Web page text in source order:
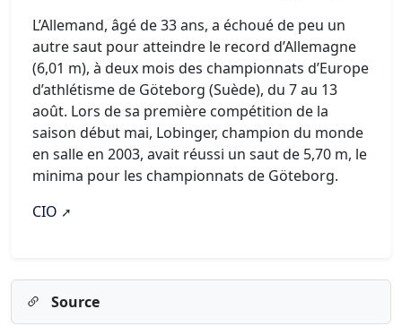
L’Allemand, âgé de 33 ans, a échoué de peu un
autre saut pour atteindre le record d’Allemagne
(6,01 m), à deux mois des championnats d’Europe
d’athlétisme de Göteborg (Suède), du 7 au 13
août. Lors de sa première compétition de la
saison début mai, Lobinger, champion du monde
en salle en 2003, avait réussi un saut de 5,70 m, le
minima pour les championnats de Göteborg.
CIO
Source